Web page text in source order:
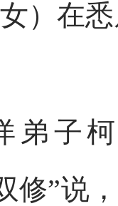
）在
子柯
修”说